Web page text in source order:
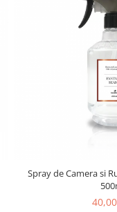
Spray de Camera si